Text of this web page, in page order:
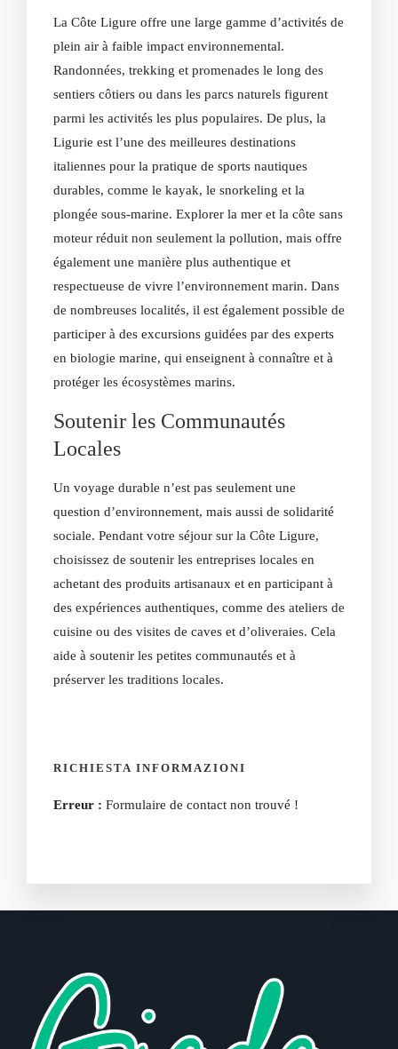
La Côte Ligure offre une large gamme d’activités de
plein air à faible impact environnemental.
Randonnées, trekking et promenades le long des
sentiers côtiers ou dans les parcs naturels figurent
parmi les activités les plus populaires. De plus, la
Ligurie est l’une des meilleures destinations
italiennes pour la pratique de sports nautiques
durables, comme le kayak, le snorkeling et la
plongée sous-marine. Explorer la mer et la côte sans
moteur réduit non seulement la pollution, mais offre
également une manière plus authentique et
respectueuse de vivre l’environnement marin. Dans
de nombreuses localités, il est également possible de
participer à des excursions guidées par des experts
en biologie marine, qui enseignent à connaître et à
protéger les écosystèmes marins.
Soutenir les Communautés
Locales
Un voyage durable n’est pas seulement une
question d’environnement, mais aussi de solidarité
sociale. Pendant votre séjour sur la Côte Ligure,
choisissez de soutenir les entreprises locales en
achetant des produits artisanaux et en participant à
des expériences authentiques, comme des ateliers de
cuisine ou des visites de caves et d’oliveraies. Cela
aide à soutenir les petites communautés et à
préserver les traditions locales.
RICHIESTA INFORMAZIONI
Erreur : Formulaire de contact non trouvé !